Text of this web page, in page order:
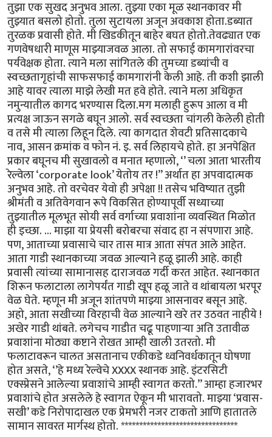
तुझा एक सुखद अनुभव आला. तुझ्या एका मूळ स्थानकावर मी
तुझ्यात बसलो होतो. तुला सुटायला अजून अवकाश होता.डब्यात
तुरळक प्रवासी होते. मी खिडकीतून बाहेर बघत होतो.तेवढ्यात एक
गणवेषधारी माणूस माझ्याजवळ आला. तो सफाई कामगारांवरचा
पर्यवेक्षक होता. त्याने मला सांगितले की तुमच्या डब्यांची व
स्वच्छतागृहांची साफसफाई कामगारांनी केली आहे. ती कशी झाली
आहे यावर त्याला माझे लेखी मत हवे होते. त्याने मला अधिकृत
नमुन्यातील कागद भरण्यास दिला.मग मलाही हुरूप आला व मी
प्रत्यक्ष जाऊन सगळे बघून आलो. सर्व स्वच्छता चांगली केलेली होती
व तसे मी त्याला लिहून दिले. त्या कागदात शेवटी प्रतिसादकाचे
नाव, आसन क्रमांक व फोन नं. इ. सर्व लिहायचे होते. हा अनपेक्षित
प्रकार बघूनच मी सुखावलो व मनात म्हणालो, ‘’ चला आता भारतीय
रेल्वेला ‘corporate look’ येतोय तर !” अर्थात हा अपवादात्मक
अनुभव आहे. तो वरचेवर येवो ही अपेक्षा !! तसेच भविष्यात तुझी
श्रीमंती व अतिवेगवान रूपे विकसित होण्यापूर्वी सध्याच्या
तुझ्यातील मूलभूत सोयी सर्व वर्गाच्या प्रवाशांना व्यवस्थित मिळोत
ही इच्छा. ... माझा या प्रेयसी बरोबरचा संवाद हा न संपणारा आहे.
पण, आताच्या प्रवासाचे चार तास मात्र आता संपत आले आहेत.
आता गाडी स्थानकाच्या जवळ आल्याने हळू झाली आहे. काही
प्रवासी त्यांच्या सामानासह दाराजवळ गर्दी करत आहेत. स्थानकात
शिरून फलाटाला लागेपर्यंत गाडी खूप हळू जाते व थांबायला भरपूर
वेळ घेते. म्हणून मी अजून शांतपणे माझ्या आसनावर बसून आहे.
अहो, आता सखीच्या विरहाची वेळ आल्याने खरे तर उठवत नाहीये !
अखेर गाडी थांबते. लगेचच गाडीत चढू पाहणाऱ्या अति उतावीळ
प्रवाशांना मोठ्या कष्टाने रोखत आम्ही खाली उतरतो. मी
फलाटावरून चालत असतानाच एकीकडे ध्वनिवर्धकातून घोषणा
होत असते, ‘’हे मध्य रेल्वेचे XXXX स्थानक आहे. इंटरसिटी
एक्स्प्रेसने आलेल्या प्रवाशांचे आम्ही स्वागत करतो.’’ आम्हा हजारभर
प्रवाशांचे होत असलेले हे स्वागत ऐकून मी भारावतो. माझ्या ‘प्रवास-
सखी’ कडे निरोपादाखल एक प्रेमभरी नजर टाकतो आणि हातातले
सामान सावरत मार्गस्थ होतो. ********************************